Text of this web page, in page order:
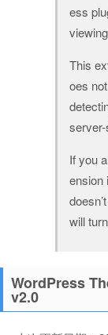
ess
This
oes
If you
ension
will
WordPress
v2.0